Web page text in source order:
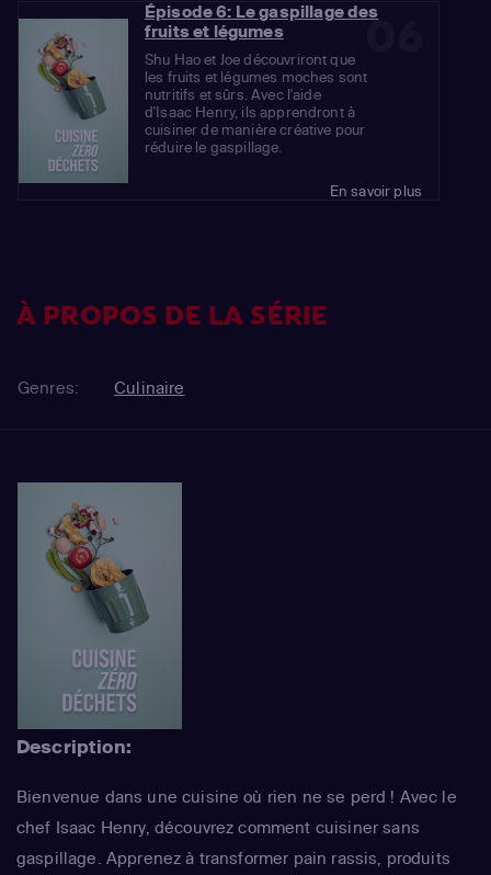
06
Épisode 6: Le gaspillage des
fruits et légumes
Shu Hao et Joe découvriront que
les fruits et légumes moches sont
nutritifs et sûrs. Avec l'aide
d'Isaac Henry, ils apprendront à
cuisiner de manière créative pour
réduire le gaspillage.
En savoir plus
À PROPOS DE LA SÉRIE
Genres: Culinaire
Description:
Bienvenue dans une cuisine où rien ne se perd ! Avec le
chef Isaac Henry, découvrez comment cuisiner sans
gaspillage. Apprenez à transformer pain rassis, produits